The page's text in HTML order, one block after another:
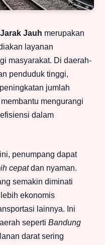
Jauh merupakan
layanan
masyarakat. Di daerah-
penduduk tinggi,
jumlah
mengurangi
dalam
penumpang dapat
cepatdan nyaman.
semakin diminati
ekonomis
lainnya. Ini
seperti Bandung
darat sering